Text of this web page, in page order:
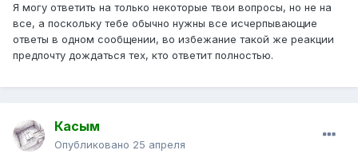
Я могу ответить на только некоторые твои вопросы, но не на
все, а поскольку тебе обычно нужны все исчерпывающие
ответы в одном сообщении, во избежание такой же реакции
предпочту дождаться тех, кто ответит полностью.
Касым
Опубликовано 25 апреля